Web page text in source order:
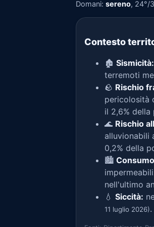
Domani: sereno, 24°/
Contesto
🏚️ Sismicità:
terremoti
🪨 Rischio
pericolosità
il 2,6% della
🌊 Rischio
alluvionabili
0,2% della
🏙️
nell'ultimo
💧 Siccità:
11 luglio 2026).